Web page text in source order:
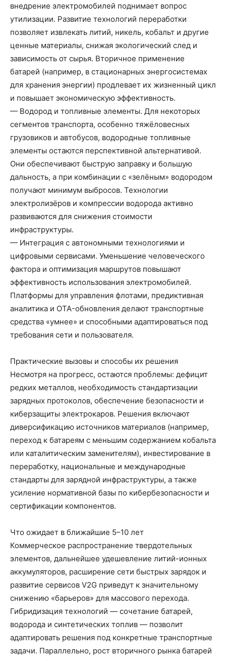
внедрение электромобилей поднимает вопрос
утилизации. Развитие технологий переработки
позволяет извлекать литий, никель, кобальт и другие
ценные материалы, снижая экологический след и
зависимость от сырья. Вторичное применение
батарей (например, в стационарных энергосистемах
для хранения энергии) продлевает их жизненный цикл
и повышает экономическую эффективность.
— Водород и топливные элементы. Для некоторых
сегментов транспорта, особенно тяжёловесных
грузовиков и автобусов, водородные топливные
элементы остаются перспективной альтернативой.
Они обеспечивают быструю заправку и большую
дальность, а при комбинации с «зелёным» водородом
получают минимум выбросов. Технологии
электролизёров и компрессии водорода активно
развиваются для снижения стоимости
инфраструктуры.
— Интеграция с автономными технологиями и
цифровыми сервисами. Уменьшение человеческого
фактора и оптимизация маршрутов повышают
эффективность использования электромобилей.
Платформы для управления флотами, предиктивная
аналитика и OTA-обновления делают транспортные
средства «умнее» и способными адаптироваться под
требования сети и пользователя.
Практические вызовы и способы их решения
Несмотря на прогресс, остаются проблемы: дефицит
редких металлов, необходимость стандартизации
зарядных протоколов, обеспечение безопасности и
киберзащиты электрокаров. Решения включают
диверсификацию источников материалов (например,
переход к батареям с меньшим содержанием кобальта
или каталитическим заменителям), инвестирование в
переработку, национальные и международные
стандарты для зарядной инфраструктуры, а также
усиление нормативной базы по кибербезопасности и
сертификации компонентов.
Что ожидает в ближайшие 5–10 лет
Коммерческое распространение твердотельных
элементов, дальнейшее удешевление литий-ионных
аккумуляторов, расширение сети быстрых зарядок и
развитие сервисов V2G приведут к значительному
снижению «барьеров» для массового перехода.
Гибридизация технологий — сочетание батарей,
водорода и синтетических топлив — позволит
адаптировать решения под конкретные транспортные
задачи. Параллельно, рост вторичного рынка батарей